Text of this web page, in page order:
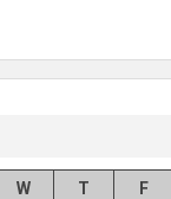
W T F